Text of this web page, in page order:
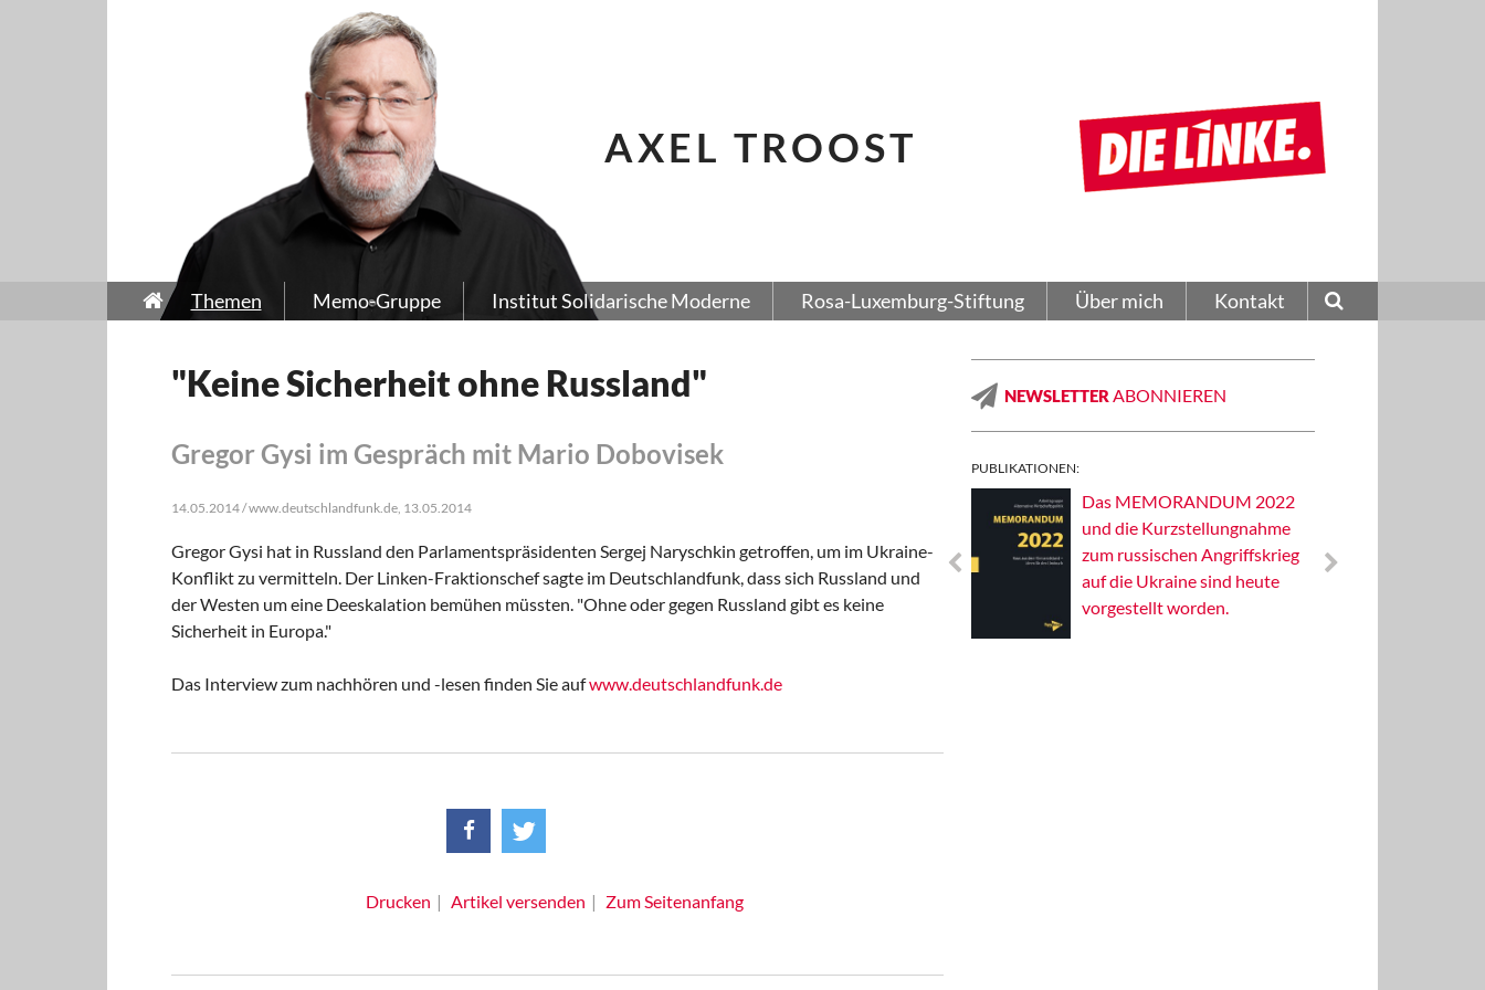
AXEL TROOST
Themen Memo-Gruppe Institut Solidarische Moderne Rosa-Luxemburg-Stiftung Über mich Kontakt
"Keine Sicherheit ohne Russland"
Gregor Gysi im Gespräch mit Mario Dobovisek
14.05.2014 / www.deutschlandfunk.de, 13.05.2014
Gregor Gysi hat in Russland den Parlamentspräsidenten Sergej Naryschkin getroffen, um im Ukraine-
Konflikt zu vermitteln. Der Linken-Fraktionschef sagte im Deutschlandfunk, dass sich Russland und
der Westen um eine Deeskalation bemühen müssten. "Ohne oder gegen Russland gibt es keine
Sicherheit in Europa."
Das Interview zum nachhören und -lesen finden Sie aufwww.deutschlandfunk.de
Drucken Artikel versenden Zum Seitenanfang
NEWSLETTER ABONNIEREN
PUBLIKATIONEN:
Das MEMORANDUM 2022
und die Kurzstellungnahme
zum russischen Angriffskrieg
auf die Ukraine sind heute
vorgestellt worden.